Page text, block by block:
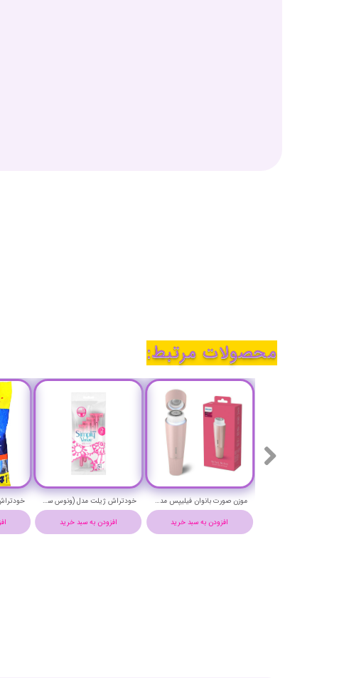
خودتراش ژیلت مدل (ونوس سیمپلی 2) بسته 5 عددی - GILLETTE venus simply 2
افزودن به سبد خرید
موزن صورت بانوان فیلیپس مدل 5000 کد BRR454 اصلی - PHILIPS FACIAL HAIR REMOVER
افزودن به سبد خرید
محصولات مرتبط: